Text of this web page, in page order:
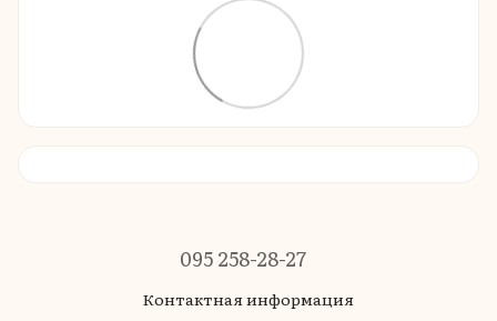
095 258-28-27
Контактная информация